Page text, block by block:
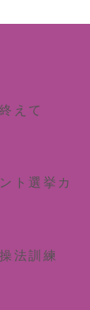
えて
ト選挙カ
法訓練